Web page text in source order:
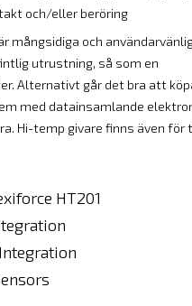
och/eller beröring
mångsidiga och
utrustning, så som en
Alternativt går det bra att
med datainsamlande
Hi-temp givare finns även för
HT201